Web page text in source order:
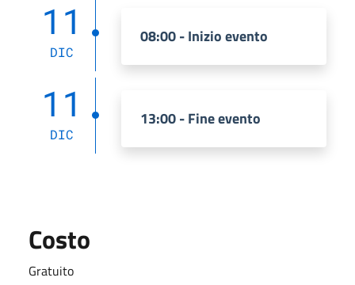
11
DIC
08:00 - Inizio evento
11
DIC
13:00 - Fine evento
Costo
Gratuito